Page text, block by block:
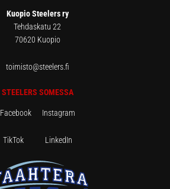
Kuopio Steelers ry
Tehdaskatu 22
70620 Kuopio
toimisto@steelers.fi
STEELERS SOMESSA
Facebook Instagram
TikTok LinkedIn